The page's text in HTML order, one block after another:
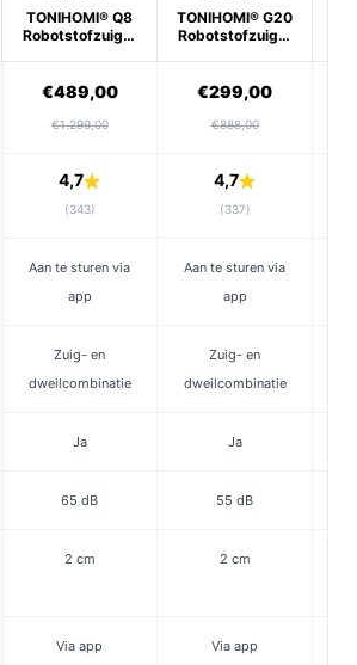
TONIHOMI® Q8
Robotstofzuiger
TONIHOMI® G20
Robotstofzuiger
€489,00
€1.299,00
€299,00
€888,00
4,7
(343)
4,7
(337)
Aan te sturen via
app
Aan te sturen via
app
Zuig- en
dweilcombinatie​
Zuig- en
dweilcombinatie​
Ja Ja
65 dB 55 dB
2 cm 2 cm
Via app Via app